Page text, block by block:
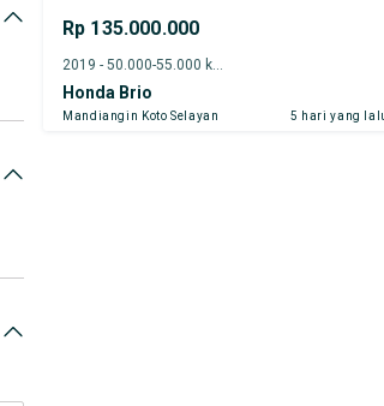
Rp 135.000.000
Honda Brio
Mandiangin Koto Selayan 5 hari yang